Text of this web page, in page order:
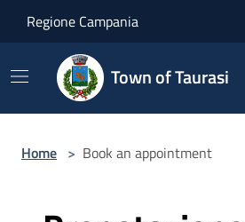
Regione Campania
Town of Taurasi
Home > Book an appointment